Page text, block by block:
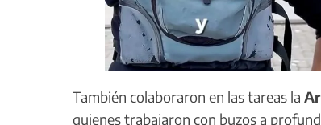
También colaboraron en las tareas la
quienes trabajaron con buzos a